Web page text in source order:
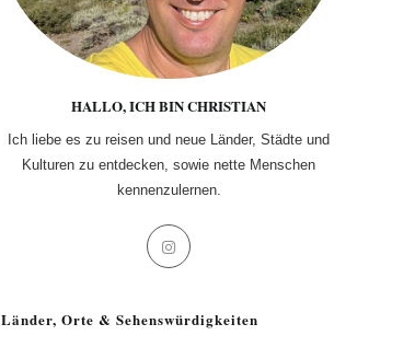
HALLO, ICH BIN CHRISTIAN
Ich liebe es zu reisen und neue Länder, Städte und
Kulturen zu entdecken, sowie nette Menschen
kennenzulernen.
new
Länder, Orte & Sehenswürdigkeiten